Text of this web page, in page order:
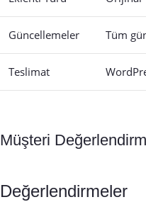
Güncellemeler Tüm
Teslimat
Müşteri
Değerlendirmeler